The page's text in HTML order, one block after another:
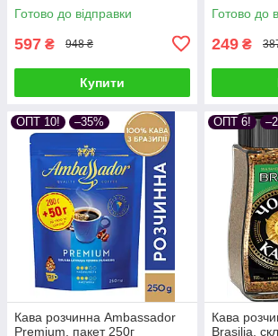
Готово до відправки
597 ₴ 948 ₴
Купити
Готово до
249 ₴
ОПТ 10! –35%
Кава розчинна Ambassador
Premium, пакет 250г
ОПТ 6!
Кава
Brasilia,